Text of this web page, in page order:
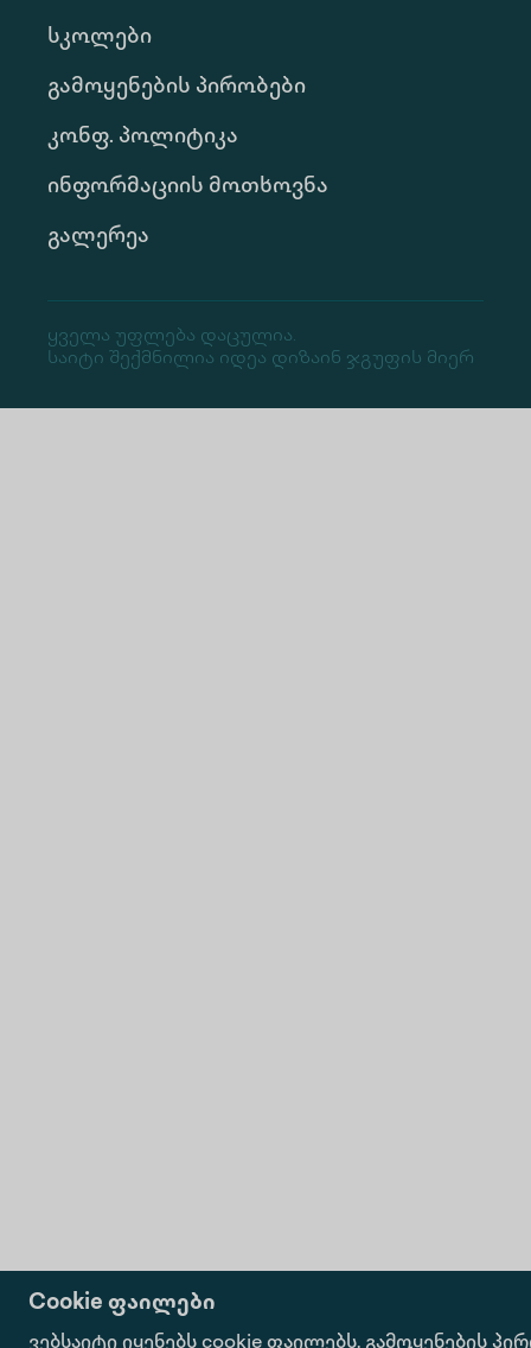
Cookie ფაილები
ვებსაიტი იყენებს cookie ფაილებს.გამოყენების
Სკოლები
Გამოყენების Პირობები
Კონფ. Პოლიტიკა
Ინფორმაციის Მოთხოვნა
Გალერეა
Ყველა Უფლება Დაცულია.
Საიტი Შექმნილია Იდეა Დიზაინ Ჯგუფის Მიერ